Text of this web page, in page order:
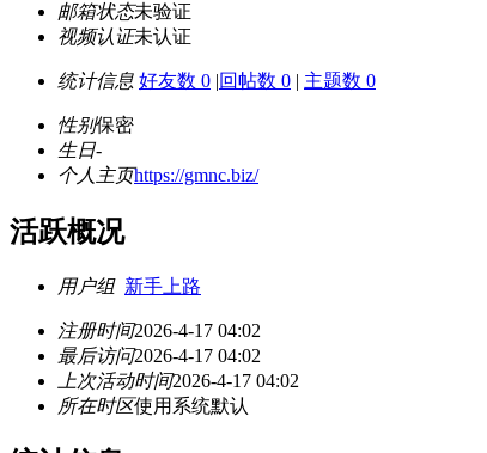
邮箱状态未验证
视频认证未认证
统计信息 好友数 0 |回帖数 0 | 主题数 0
性别保密
生日-
个人主页https://gmnc.biz/
活跃概况
用户组 新手上路
注册时间2026-4-17 04:02
最后访问2026-4-17 04:02
上次活动时间2026-4-17 04:02
所在时区使用系统默认